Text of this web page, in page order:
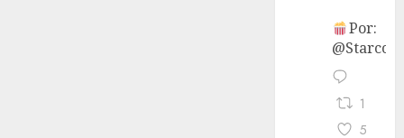
Por:
1
5